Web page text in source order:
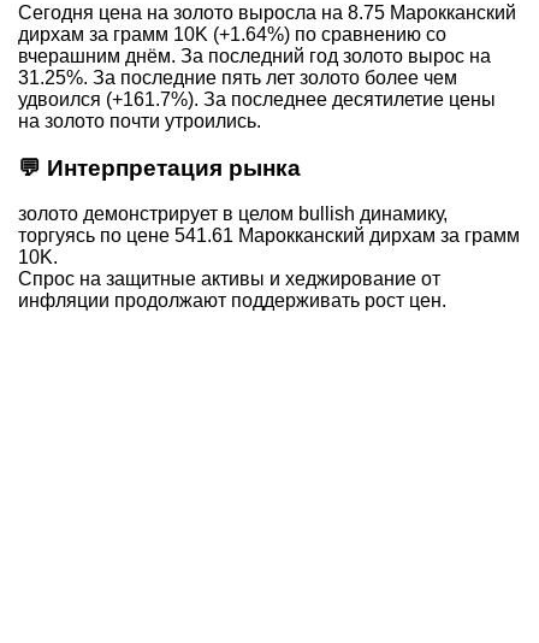
Сегодня цена на золото выросла на 8.75 Марокканский
дирхам за грамм 10K (+1.64%) по сравнению со
вчерашним днём. За последний год золото вырос на
31.25%. За последние пять лет золото более чем
удвоился (+161.7%). За последнее десятилетие цены
на золото почти утроились.
💬 Интерпретация рынка
золото демонстрирует в целом bullish динамику,
торгуясь по цене 541.61 Марокканский дирхам за грамм
10K.
Спрос на защитные активы и хеджирование от
инфляции продолжают поддерживать рост цен.